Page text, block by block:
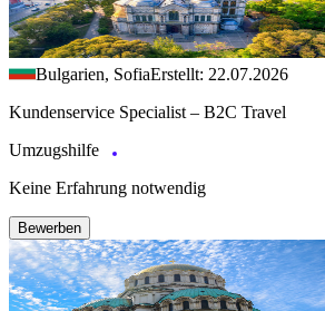
Bulgarien, SofiaErstellt: 22.07.2026
Kundenservice Specialist – B2C Travel
Umzugshilfe
Keine Erfahrung notwendig
Bewerben